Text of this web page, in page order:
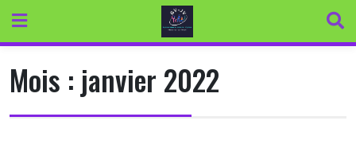
content
Mois : janvier 2022